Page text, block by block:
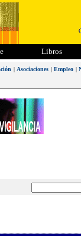
Libros
| Asociaciones | Empleo |